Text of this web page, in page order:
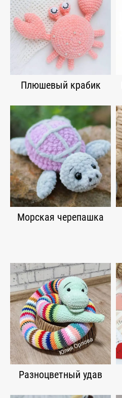
Плюшевый крабик
Морская черепашка
Разноцветный удав